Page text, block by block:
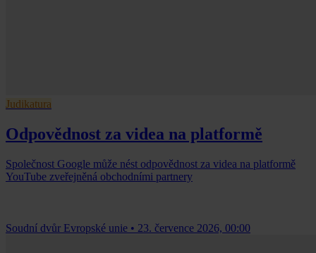
Judikatura
Odpovědnost za videa na platformě
Společnost Google může nést odpovědnost za videa na platformě
YouTube zveřejněná obchodními partnery
Soudní dvůr Evropské unie • 23. července 2026, 00:00